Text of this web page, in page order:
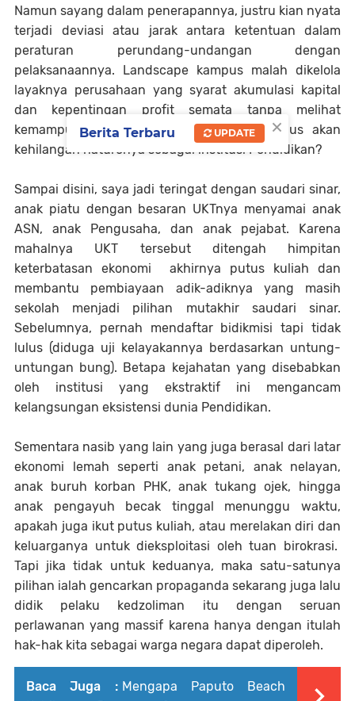
Namun sayang dalam penerapannya, justru kian nyata
terjadi deviasi atau jarak antara ketentuan dalam
peraturan perundang-undangan dengan
pelaksanaannya. Landscape kampus malah dikelola
layaknya perusahaan yang syarat akumulasi kapital
dan kepentingan profit semata tanpa melihat
kemampuan konsumen. Lalu apakah kampus akan
kehilangan naturenya sebagai institusi Pendidikan?
Sampai disini, saya jadi teringat dengan saudari sinar,
anak piatu dengan besaran UKTnya menyamai anak
ASN, anak Pengusaha, dan anak pejabat. Karena
mahalnya UKT tersebut ditengah himpitan
keterbatasan ekonomi akhirnya putus kuliah dan
membantu pembiayaan adik-adiknya yang masih
sekolah menjadi pilihan mutakhir saudari sinar.
Sebelumnya, pernah mendaftar bidikmisi tapi tidak
lulus (diduga uji kelayakannya berdasarkan untung-
untungan bung). Betapa kejahatan yang disebabkan
oleh institusi yang ekstraktif ini mengancam
kelangsungan eksistensi dunia Pendidikan.
Sementara nasib yang lain yang juga berasal dari latar
ekonomi lemah seperti anak petani, anak nelayan,
anak buruh korban PHK, anak tukang ojek, hingga
anak pengayuh becak tinggal menunggu waktu,
apakah juga ikut putus kuliah, atau merelakan diri dan
keluarganya untuk dieksploitasi oleh tuan birokrasi.
Tapi jika tidak untuk keduanya, maka satu-satunya
pilihan ialah gencarkan propaganda sekarang juga lalu
didik pelaku kedzoliman itu dengan seruan
perlawanan yang massif karena hanya dengan itulah
hak-hak kita sebagai warga negara dapat diperoleh.
Baca Juga : Mengapa Paputo Beach
×
Berita Terbaru UPDATE